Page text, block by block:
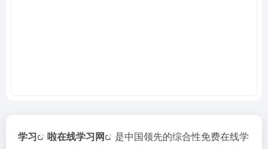
学习 啦在线学习网
是中国领先的综合性免费在线学